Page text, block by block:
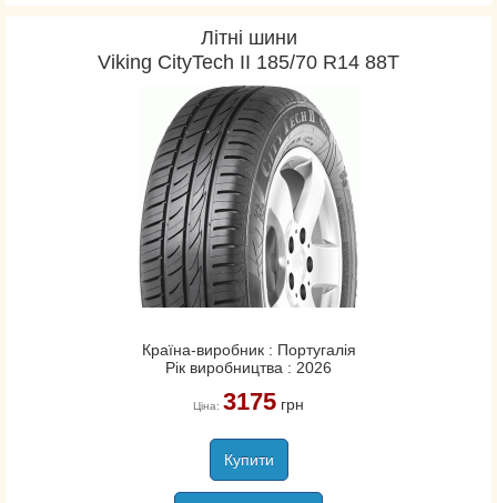
Літні шини
Viking CityTech II 185/70 R14 88T
Країна-виробник : Португалія
Рік виробництва : 2026
Ціна: 3175грн
Купити